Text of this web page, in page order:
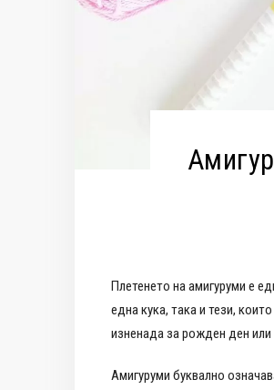
Плетенето на амигуруми е
една кука, така и тези,
изненада за рожден ден или
Амигуруми буквално